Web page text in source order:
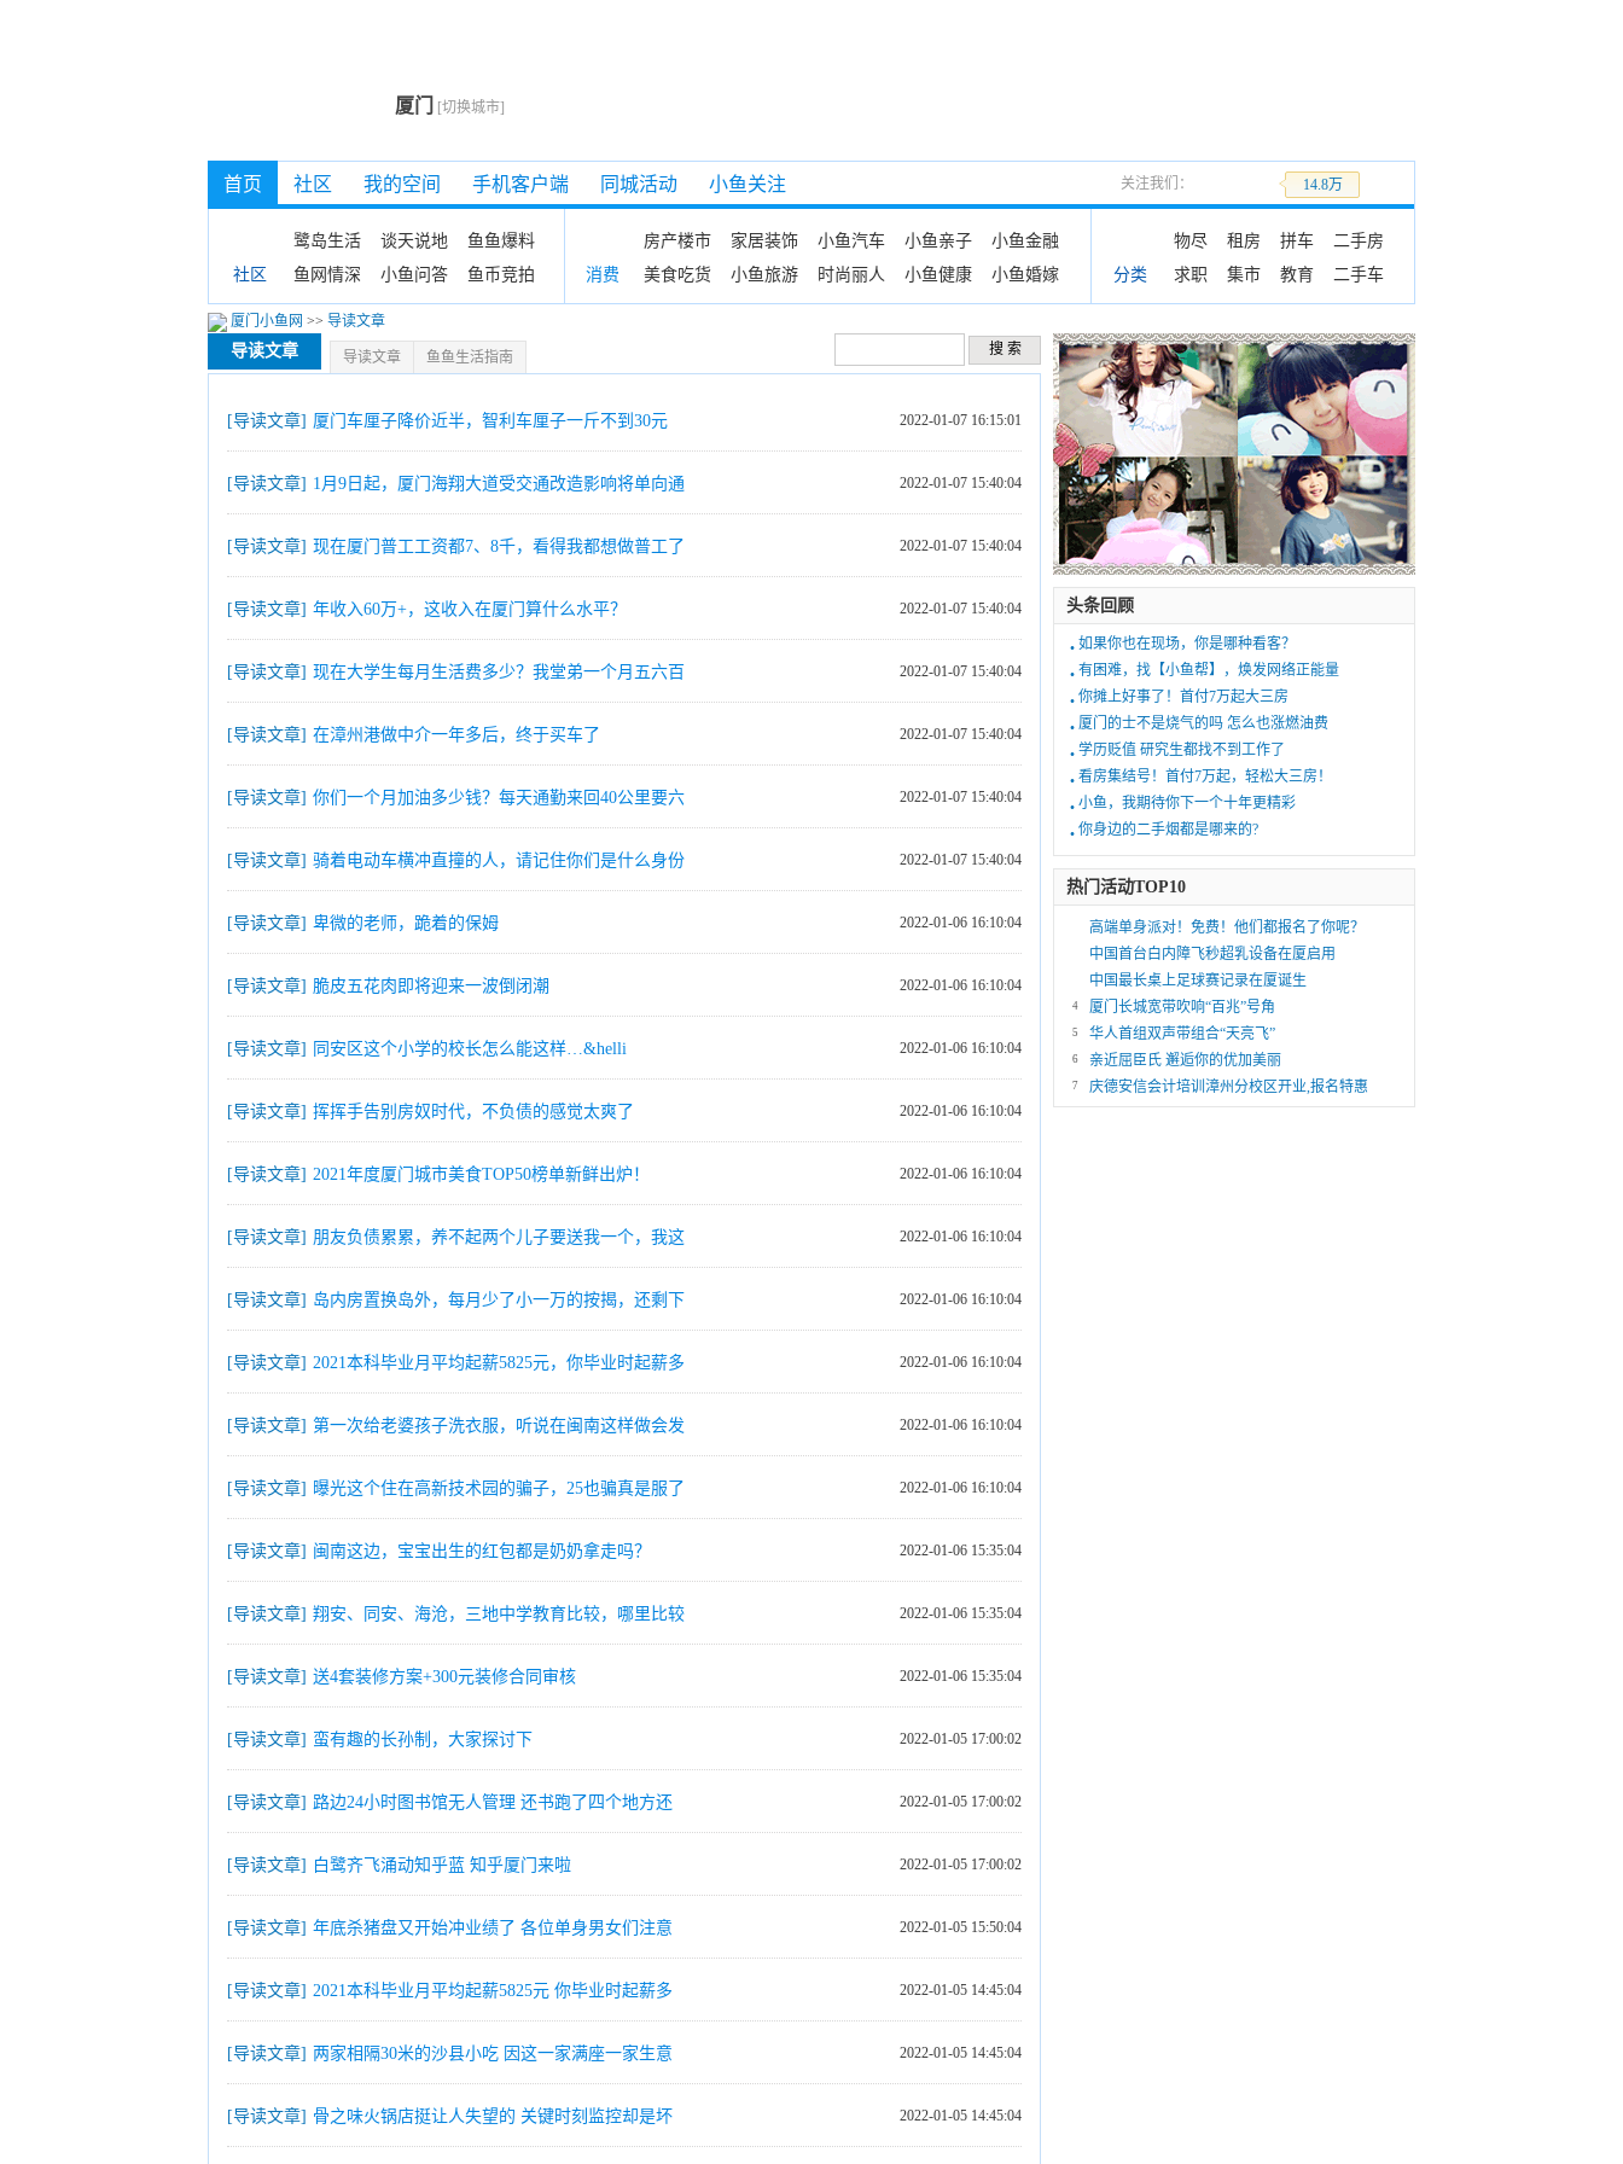
厦门 [切换城市]
首页 社区 我的空间 手机客户端 同城活动 小鱼关注 关注我们： 14.8万
社区
鹭岛生活 谈天说地
鱼鱼爆料
鱼网情深
小鱼问答 鱼币竞拍 消费
房产楼市 家居装饰 小鱼汽车 小鱼亲子
小鱼金融
美食吃货
小鱼旅游 时尚丽人 小鱼健康 小鱼婚嫁 分类
物尽 租房 拼车
二手房
求职
集市 教育 二手车
厦门小鱼网 >> 导读文章
导读文章 导读文章 鱼鱼生活指南
[导读文章] 厦门车厘子降价近半，智利车厘子一斤不到30元 2022-01-07 16:15:01
[导读文章] 1月9日起，厦门海翔大道受交通改造影响将单向通 2022-01-07 15:40:04
[导读文章] 现在厦门普工工资都7、8千，看得我都想做普工了 2022-01-07 15:40:04
[导读文章] 年收入60万+，这收入在厦门算什么水平？ 2022-01-07 15:40:04
[导读文章] 现在大学生每月生活费多少？我堂弟一个月五六百 2022-01-07 15:40:04
[导读文章] 在漳州港做中介一年多后，终于买车了 2022-01-07 15:40:04
[导读文章] 你们一个月加油多少钱？每天通勤来回40公里要六 2022-01-07 15:40:04
[导读文章] 骑着电动车横冲直撞的人，请记住你们是什么身份 2022-01-07 15:40:04
[导读文章] 卑微的老师，跪着的保姆 2022-01-06 16:10:04
[导读文章] 脆皮五花肉即将迎来一波倒闭潮 2022-01-06 16:10:04
[导读文章] 同安区这个小学的校长怎么能这样…&helli 2022-01-06 16:10:04
[导读文章] 挥挥手告别房奴时代，不负债的感觉太爽了 2022-01-06 16:10:04
[导读文章] 2021年度厦门城市美食TOP50榜单新鲜出炉！ 2022-01-06 16:10:04
[导读文章] 朋友负债累累，养不起两个儿子要送我一个，我这 2022-01-06 16:10:04
[导读文章] 岛内房置换岛外，每月少了小一万的按揭，还剩下 2022-01-06 16:10:04
[导读文章] 2021本科毕业月平均起薪5825元，你毕业时起薪多 2022-01-06 16:10:04
[导读文章] 第一次给老婆孩子洗衣服，听说在闽南这样做会发 2022-01-06 16:10:04
[导读文章] 曝光这个住在高新技术园的骗子，25也骗真是服了 2022-01-06 16:10:04
[导读文章] 闽南这边，宝宝出生的红包都是奶奶拿走吗？ 2022-01-06 15:35:04
[导读文章] 翔安、同安、海沧，三地中学教育比较，哪里比较 2022-01-06 15:35:04
[导读文章] 送4套装修方案+300元装修合同审核 2022-01-06 15:35:04
[导读文章] 蛮有趣的长孙制，大家探讨下 2022-01-05 17:00:02
[导读文章] 路边24小时图书馆无人管理 还书跑了四个地方还 2022-01-05 17:00:02
[导读文章] 白鹭齐飞涌动知乎蓝 知乎厦门来啦 2022-01-05 17:00:02
[导读文章] 年底杀猪盘又开始冲业绩了 各位单身男女们注意 2022-01-05 15:50:04
[导读文章] 2021本科毕业月平均起薪5825元 你毕业时起薪多 2022-01-05 14:45:04
[导读文章] 两家相隔30米的沙县小吃 因这一家满座一家生意 2022-01-05 14:45:04
[导读文章] 骨之味火锅店挺让人失望的 关键时刻监控却是坏 2022-01-05 14:45:04
头条回顾
· 如果你也在现场，你是哪种看客？
· 有困难，找【小鱼帮】，焕发网络正能量
· 你摊上好事了！首付7万起大三房
· 厦门的士不是烧气的吗 怎么也涨燃油费
· 学历贬值 研究生都找不到工作了
· 看房集结号！首付7万起，轻松大三房！
· 小鱼，我期待你下一个十年更精彩
· 你身边的二手烟都是哪来的?
热门活动TOP10
高端单身派对！免费！他们都报名了你呢？
中国首台白内障飞秒超乳设备在厦启用
中国最长桌上足球赛记录在厦诞生
4 厦门长城宽带吹响“百兆”号角
5 华人首组双声带组合“天亮飞”
6 亲近屈臣氏 邂逅你的优加美丽
7 庆德安信会计培训漳州分校区开业,报名特惠